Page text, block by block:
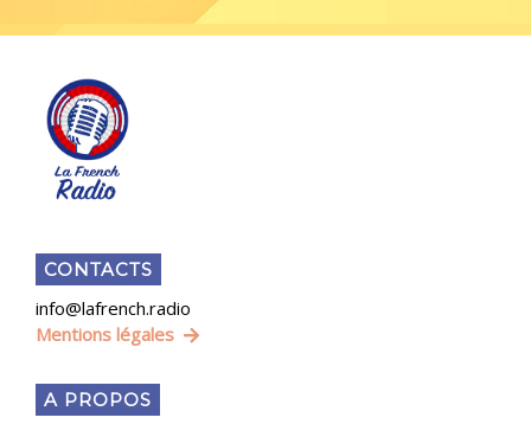
CONTACTS
info@lafrench.radio
Mentions légales
A PROPOS